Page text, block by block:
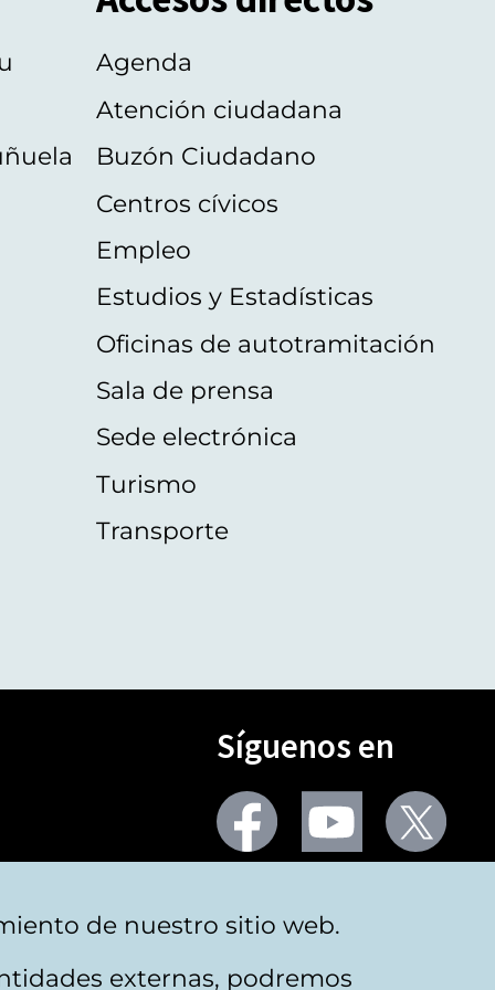
Agenda
Atención ciudadana
Buzón Ciudadano
Centros cívicos
Empleo
Estudios y Estadísticas
Oficinas de autotramitación
Sala de prensa
Sede electrónica
Turismo
Transporte
Síguenos en
Seguir
en
facebook
Seguir
en
youtubeX
de nuestro sitio web.
externas, podremos